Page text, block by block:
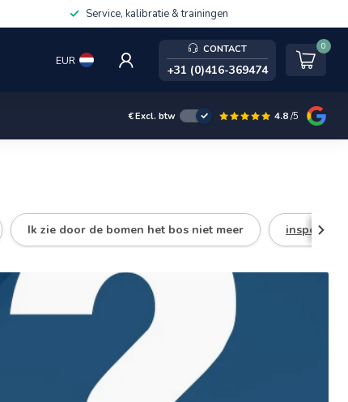
Service, kalibratie & trainingen
EUR
CONTACT
+31 (0)416-369474
0
€Excl. btw 4.8/5
Ik zie door de bomen het bos niet meer inspecties